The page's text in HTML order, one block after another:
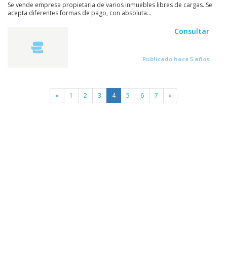
Se vende empresa propietaria de varios inmuebles libres de cargas. Se
acepta diferentes formas de pago, con absoluta...
Consultar
Publicado hace 5 años
« 1 2 3 4 5 6 7 »